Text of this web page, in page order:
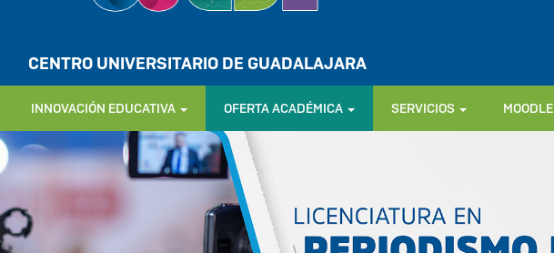
CENTRO UNIVERSITARIO DE GUADALAJARA
INNOVACIÓN EDUCATIVA OFERTA ACADÉMICA SERVICIOS
MOODLE